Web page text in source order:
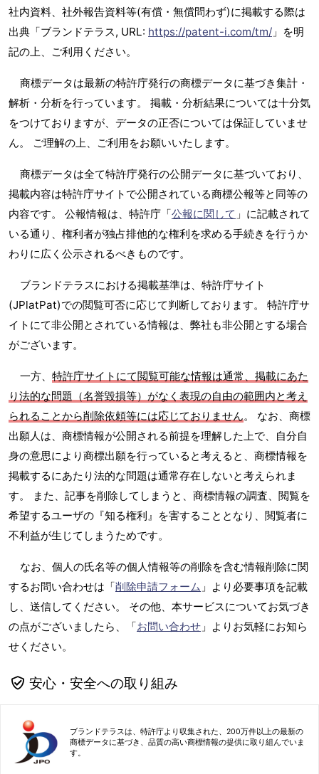
社内資料、社外報告資料等(有償・無償問わず)に掲載する際は
出典「ブランドテラス, URL: https://patent-i.com/tm/ 」を明
記の上、ご利用ください。
商標データは最新の特許庁発行の商標データに基づき集計・
解析・分析を行っています。 掲載・分析結果については十分気
をつけておりますが、データの正否については保証していませ
ん。 ご理解の上、ご利用をお願いいたします。
商標データは全て特許庁発行の公開データに基づいており、
掲載内容は特許庁サイトで公開されている商標公報等と同等の
内容です。 公報情報は、特許庁「公報に関して 」に記載されて
いる通り、権利者が独占排他的な権利を求める手続きを行うか
わりに広く公示されるべきものです。
ブランドテラスにおける掲載基準は、特許庁サイト
(JPlatPat)での閲覧可否に応じて判断しております。 特許庁サ
イトにて非公開とされている情報は、弊社も非公開とする場合
がございます。
一方、 特許庁サイトにて閲覧可能な情報は通常、掲載にあた
り法的な問題（名誉毀損等）がなく表現の自由の範囲内と考え
られることから削除依頼等には応じておりません。 なお、商標
出願人は、商標情報が公開される前提を理解した上で、自分自
身の意思により商標出願を行っていると考えると、商標情報を
掲載するにあたり法的な問題は通常存在しないと考えられま
す。 また、記事を削除してしまうと、商標情報の調査、閲覧を
希望するユーザの『知る権利』を害することとなり、閲覧者に
不利益が生じてしまうためです。
なお、個人の氏名等の個人情報等の削除を含む情報削除に関
するお問い合わせは「削除申請フォーム 」より必要事項を記載
し、送信してください。 その他、本サービスについてお気づき
の点がございましたら、「お問い合わせ 」よりお気軽にお知ら
せください。
安心・安全への取り組み
ブランドテラスは、特許庁より収集された、200万件以上の最新の
商標データに基づき、品質の高い商標情報の提供に取り組んでいま
す。